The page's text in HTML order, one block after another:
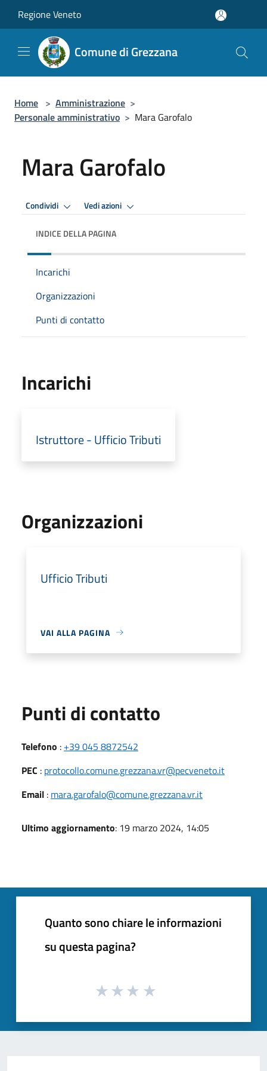
Regione Veneto
Comune di Grezzana
Home > Amministrazione >
Personale amministrativo > Mara Garofalo
Mara Garofalo
Condividi Vedi azioni
INDICE DELLA PAGINA
Incarichi
Organizzazioni
Punti di contatto
Incarichi
Istruttore - Ufficio Tributi
Organizzazioni
Ufficio Tributi
VAI ALLA PAGINA
Punti di contatto
Telefono : +39 045 8872542
PEC : protocollo.comune.grezzana.vr@pecveneto.it
Email : mara.garofalo@comune.grezzana.vr.it
Ultimo aggiornamento: 19 marzo 2024, 14:05
Quanto sono chiare le informazioni
su questa pagina?